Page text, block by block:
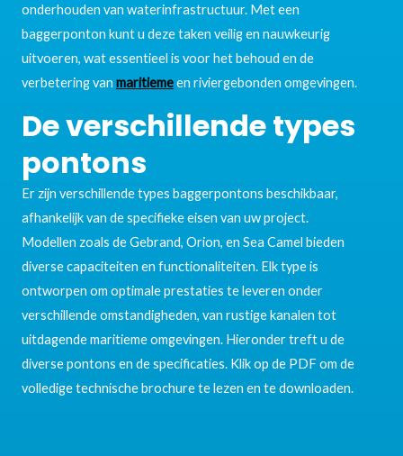
onderhouden van waterinfrastructuur. Met een
baggerponton kunt u deze taken veilig en nauwkeurig
uitvoeren, wat essentieel is voor het behoud en de
verbetering van maritiemeen riviergebonden omgevingen.
De verschillende types
pontons
Er zijn verschillende types baggerpontons beschikbaar,
afhankelijk van de specifieke eisen van uw project.
Modellen zoals de Gebrand, Orion, en Sea Camel bieden
diverse capaciteiten en functionaliteiten. Elk type is
ontworpen om optimale prestaties te leveren onder
verschillende omstandigheden, van rustige kanalen tot
uitdagende maritieme omgevingen. Hieronder treft u de
diverse pontons en de specificaties. Klik op de PDF om de
volledige technische brochure te lezen en te downloaden.